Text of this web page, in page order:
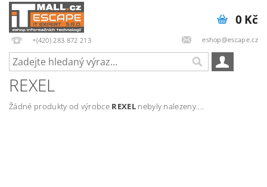
+(420) 283 872 213 eshop@escape.cz
0 Kč
REXEL
Žádné produkty od výrobce REXELnebyly nalezeny....